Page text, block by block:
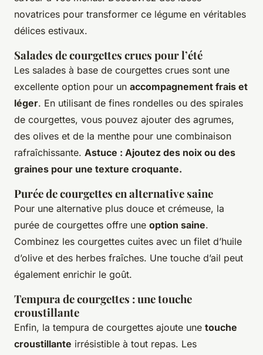
novatrices pour transformer ce légume en véritables
délices estivaux.
Salades de courgettes crues pour l’été
Les salades à base de courgettes crues sont une
excellente option pour un accompagnement frais et
léger. En utilisant de fines rondelles ou des spirales
de courgettes, vous pouvez ajouter des agrumes,
des olives et de la menthe pour une combinaison
rafraîchissante. Astuce : Ajoutez des noix ou des
graines pour une texture croquante.
Purée de courgettes en alternative saine
Pour une alternative plus douce et crémeuse, la
purée de courgettes offre une option saine.
Combinez les courgettes cuites avec un filet d’huile
d’olive et des herbes fraîches. Une touche d’ail peut
également enrichir le goût.
Tempura de courgettes : une touche
croustillante
Enfin, la tempura de courgettes ajoute une touche
croustillante irrésistible à tout repas. Les